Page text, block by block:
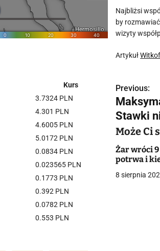
Najbliżsi
by
wizyty
Artykuł
N
a
w
i
g
Previous:
Stawki
Może Ci
Żar wróci 9
potrwa i
8 sierpnia
Kurs
3.7324 PLN
4.301 PLN
4.6005 PLN
5.0172 PLN
0.0834 PLN
0.023565 PLN
0.1773 PLN
0.392 PLN
0.0782 PLN
0.553 PLN